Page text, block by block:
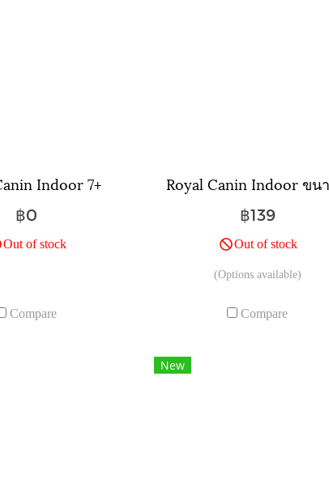
Indoor 7+
฿0
Out of stock
Compare
฿139
Out of stock
(Options available)
Compare
New